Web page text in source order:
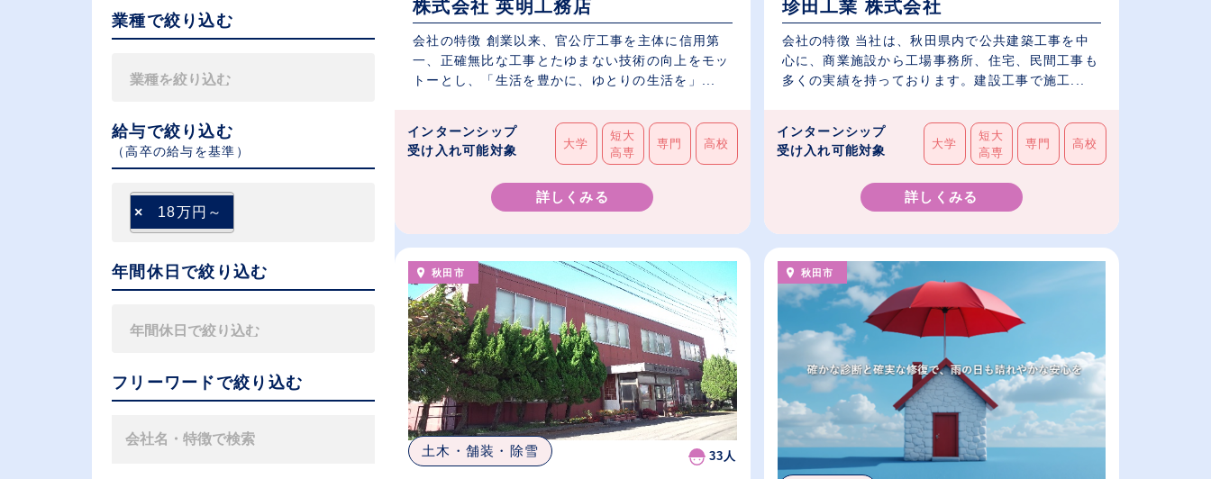
業種で絞り込む
給与で絞り込む
（⾼卒の給与を基準）
× 18万円～
年間休日で絞り込む
フリーワードで絞り込む
株式会社 英明工務店
会社の特徴 創業以来、官公庁工事を主体に信用第
一、正確無比な工事とたゆまない技術の向上をモッ
トーとし、「生活を豊かに、ゆとりの生活を」...
インターンシップ
受け入れ可能対象
大学
短大
高専
専門 高校
詳しくみる
珍田工業 株式会社
会社の特徴 当社は、秋田県内で公共建築工事を中
心に、商業施設から工場事務所、住宅、民間工事も
多くの実績を持っております。建設工事で施工...
インターンシップ
受け入れ可能対象
大学
短大
高専
専門 高校
詳しくみる
秋田市
土木・舗装・除雪 33人
秋田市